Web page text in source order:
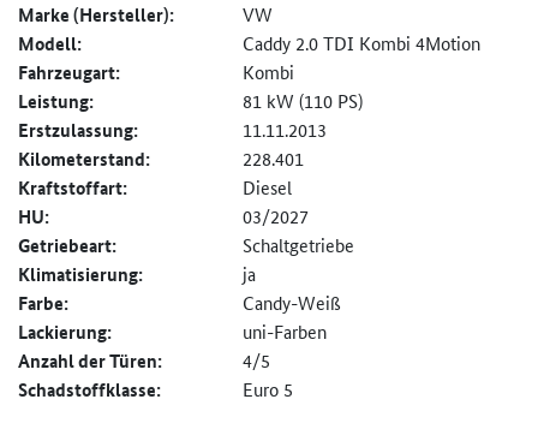
Marke (Hersteller):
VW
Modell: Caddy 2.0 TDI Kombi 4Motion
Fahrzeugart: Kombi
Leistung: 81 kW (110 PS)
Erstzulassung: 11.11.2013
Kilometerstand: 228.401
Kraftstoffart: Diesel
HU: 03/2027
Getriebeart: Schaltgetriebe
Klimatisierung: ja
Farbe: Candy-Weiß
Lackierung: uni-Farben
Anzahl der Türen: 4/5
Schadstoffklasse:
Euro 5